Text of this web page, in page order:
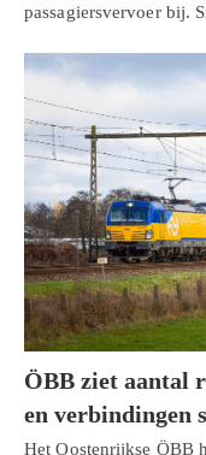
passagiersvervoer bij.
ÖBB ziet aantal
en verbindingen
Het Oostenrijkse ÖBB